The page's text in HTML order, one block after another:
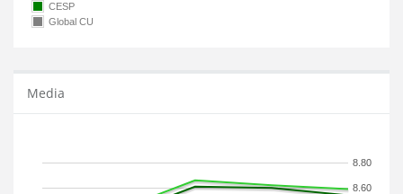
CESP
Global CU
Media
8.60
8.80